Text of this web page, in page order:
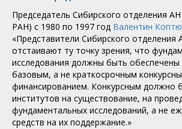
Председатель Сибирского отделения
РАН) с 1980 по 1997 год Валентин
«Представители Сибирского отделения
отстаивают ту точку зрения, что
исследования должны быть
базовым, а не краткосрочным
финансированием. Конкурсным должно
институтов на существование, на
фундаментальных исследований, а не
средств на их поддержание.»